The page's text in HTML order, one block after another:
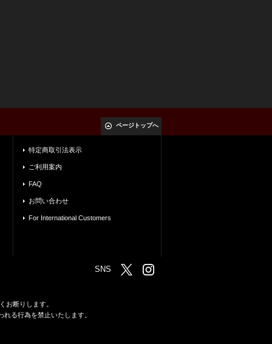
ページトップへ
特定商取引法表示
ご利用案内
FAQ
お問い合わせ
For International Customers
SNS
お断りします。
る行為を禁止いたします。